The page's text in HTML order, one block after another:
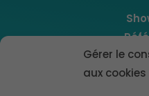
Gérer le
aux cookies